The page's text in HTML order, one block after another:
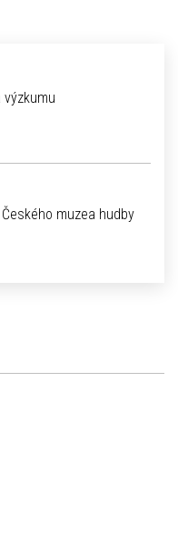
výzkumu
muzea hudby